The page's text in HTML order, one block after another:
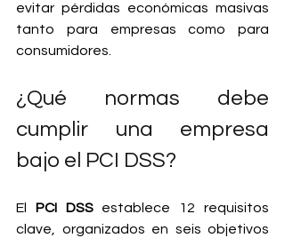
evitar pérdidas económicas masivas
tanto para empresas como para
consumidores.
¿Qué normas debe
cumplir una empresa
bajo el PCI DSS?
El PCI DSS establece 12 requisitos
clave, organizados en seis objetivos